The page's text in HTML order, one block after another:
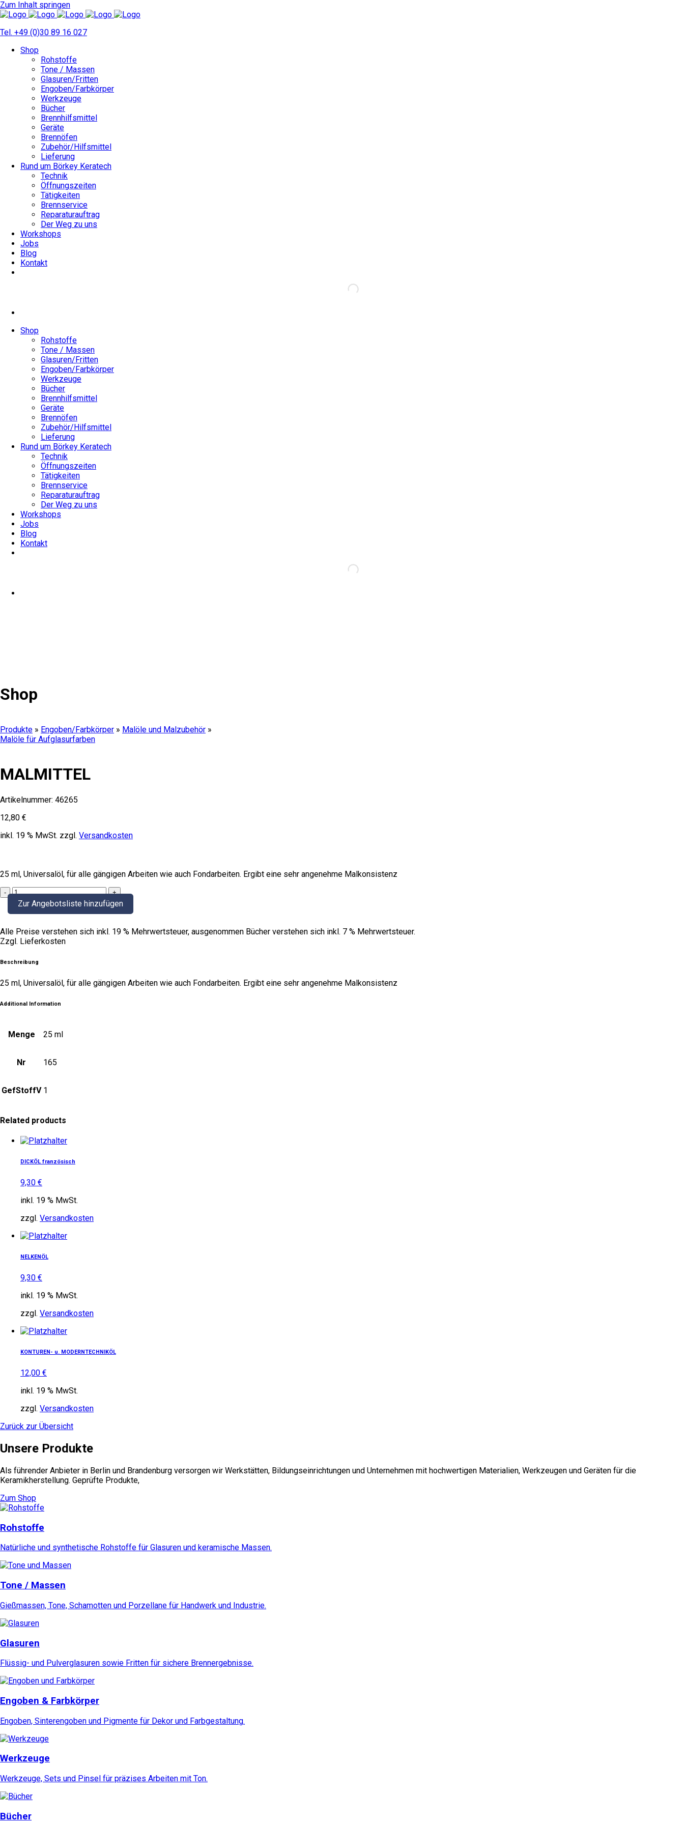
Zum Inhalt springen
Tel. +49 (0)30 89 16 027
Shop
Rohstoffe
Tone / Massen
Glasuren/Fritten
Engoben/Farbkörper
Werkzeuge
Bücher
Brennhilfsmittel
Geräte
Brennöfen
Zubehör/Hilfsmittel
Lieferung
Rund um Börkey Keratech
Technik
Öffnungszeiten
Tätigkeiten
Brennservice
Reparaturauftrag
Der Weg zu uns
Workshops
Jobs
Blog
Kontakt
Shop
Rohstoffe
Tone / Massen
Glasuren/Fritten
Engoben/Farbkörper
Werkzeuge
Bücher
Brennhilfsmittel
Geräte
Brennöfen
Zubehör/Hilfsmittel
Lieferung
Rund um Börkey Keratech
Technik
Öffnungszeiten
Tätigkeiten
Brennservice
Reparaturauftrag
Der Weg zu uns
Workshops
Jobs
Blog
Kontakt
Shop
Produkte » Engoben/Farbkörper » Malöle und Malzubehör »
Malöle für Aufglasurfarben
MALMITTEL
Artikelnummer: 46265
12,80 €
inkl. 19 % MwSt. zzgl. Versandkosten
25 ml, Universalöl, für alle gängigen Arbeiten wie auch Fondarbeiten. Ergibt eine sehr angenehme Malkonsistenz
MALMITTEL
quantityZur Angebotsliste hinzufügen
Alle Preise verstehen sich inkl. 19 % Mehrwertsteuer, ausgenommen Bücher verstehen sich inkl. 7 % Mehrwertsteuer.
Zzgl. Lieferkosten
Beschreibung
25 ml, Universalöl, für alle gängigen Arbeiten wie auch Fondarbeiten. Ergibt eine sehr angenehme Malkonsistenz
Additional Information
Menge 25 ml
Nr 165
GefStoffV 1
Related products
DICKÖL französisch
9,30 €
inkl. 19 % MwSt.
zzgl. Versandkosten
NELKENÖL
9,30 €
inkl. 19 % MwSt.
zzgl. Versandkosten
KONTUREN- u. MODERNTECHNIKÖL
12,00 €
inkl. 19 % MwSt.
zzgl. Versandkosten
Zurück zur Übersicht
Unsere Produkte
Als führender Anbieter in Berlin und Brandenburg versorgen wir Werkstätten, Bildungseinrichtungen und Unternehmen mit hochwertigen Materialien, Werkzeugen und Geräten für die
Keramikherstellung. Geprüfte Produkte,
Zum Shop
Rohstoffe
Natürliche und synthetische Rohstoffe für Glasuren und keramische Massen.
Tone / Massen
Gießmassen, Tone, Schamotten und Porzellane für Handwerk und Industrie.
Glasuren
Flüssig- und Pulverglasuren sowie Fritten für sichere Brennergebnisse.
Engoben & Farbkörper
Engoben, Sinterengoben und Pigmente für Dekor und Farbgestaltung.
Werkzeuge
Werkzeuge, Sets und Pinsel für präzises Arbeiten mit Ton.
Bücher